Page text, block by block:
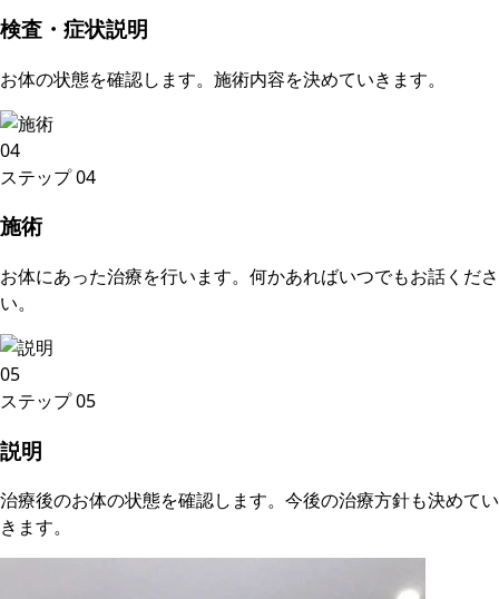
検査・症状説明
お体の状態を確認します。施術内容を決めていきます。
04
ステップ04
施術
お体にあった治療を行います。何かあればいつでもお話くださ
い。
05
ステップ05
説明
治療後のお体の状態を確認します。今後の治療方針も決めてい
きます。